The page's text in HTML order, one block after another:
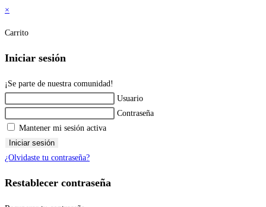
×
Carrito
Iniciar sesión
¡Se parte de nuestra comunidad!
Usuario
Contraseña
Mantener mi sesión activa
Iniciar sesión
¿Olvidaste tu contraseña?
Restablecer contraseña